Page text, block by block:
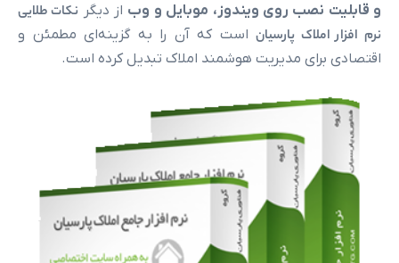
نصب روی ویندوز، موبایل و وباز دیگر نکات طلایی
پارسیاناست که آن را به گزینه‌ای مطمئن و
مدیریت هوشمند املاک تبدیل کرده است.